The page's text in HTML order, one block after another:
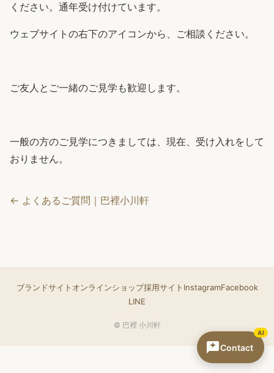
ください。通年受け付けています。
ウェブサイトの右下のアイコンから、ご相談ください。
ご友人とご一緒のご見学も歓迎します。
一般の方のご見学につきましては、現在、受け入れをして
おりません。
← よくあるご質問｜巴裡小川軒
ブランドサイト オンラインショップ採用サイト InstagramFacebook
LINE
© 巴裡 小川軒
Contact
AI